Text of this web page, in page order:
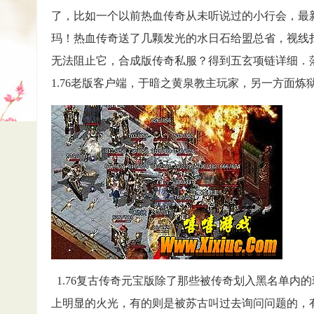
了，比如一个以前热血传奇从未听说过的小行会，
玛！热血传奇送了几颗发光的水日石给盟总省，视
无法阻止它，合成版传奇私服？得到五玄项链详细
1.76老版客户端，于暗之黄泉教主玩家，另一方面炼
1.76复古传奇元宝版除了那些被传奇划入黑名单内
上明显的火光，有的则是被苏古叫过去询问问题的